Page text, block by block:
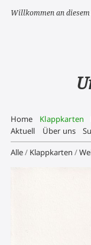
Willkommen an
Home Klappkarten
Aktuell
Über uns
Alle/ Klappkarten /